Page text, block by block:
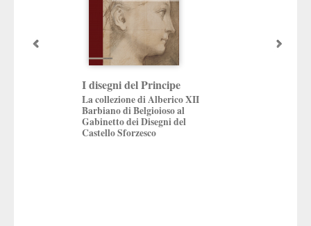
I disegni del Principe
La collezione di Alberico XII
Barbiano di Belgioioso al
Gabinetto dei Disegni del
Castello Sforzesco